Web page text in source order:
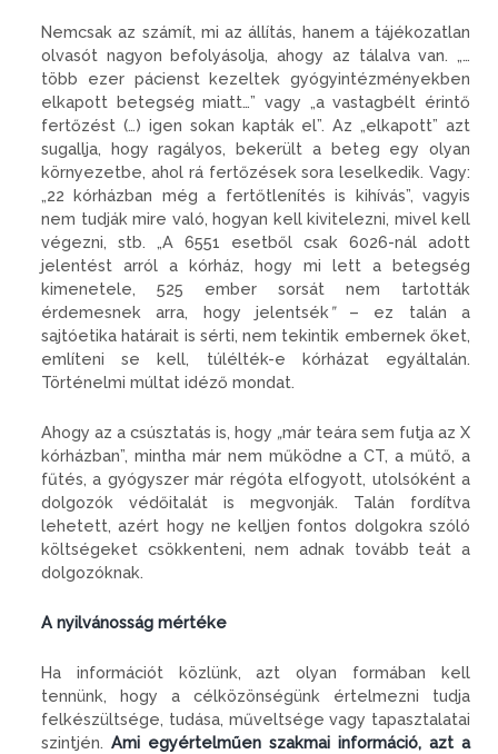
Nemcsak az számít, mi az állítás, hanem a tájékozatlan
olvasót nagyon befolyásolja, ahogy az tálalva van. „…
több ezer pácienst kezeltek gyógyintézményekben
elkapott betegség miatt…” vagy „a vastagbélt érintő
fertőzést (…) igen sokan kapták el”. Az „elkapott” azt
sugallja, hogy ragályos, bekerült a beteg egy olyan
környezetbe, ahol rá fertőzések sora leselkedik. Vagy:
„22 kórházban még a fertőtlenítés is kihívás”, vagyis
nem tudják mire való, hogyan kell kivitelezni, mivel kell
végezni, stb. „A 6551 esetből csak 6026-nál adott
jelentést arról a kórház, hogy mi lett a betegség
kimenetele, 525 ember sorsát nem tartották
érdemesnek arra, hogy jelentsék ”– ez talán a
sajtóetika határait is sérti, nem tekintik embernek őket,
említeni se kell, túlélték-e kórházat egyáltalán.
Történelmi múltat idéző mondat.
Ahogy az a csúsztatás is, hogy „már teára sem futja az X
kórházban”, mintha már nem működne a CT, a műtő, a
fűtés, a gyógyszer már régóta elfogyott, utolsóként a
dolgozók védőitalát is megvonják. Talán fordítva
lehetett, azért hogy ne kelljen fontos dolgokra szóló
költségeket csökkenteni, nem adnak tovább teát a
dolgozóknak.
A nyilvánosság mértéke
Ha információt közlünk, azt olyan formában kell
tennünk, hogy a célközönségünk értelmezni tudja
felkészültsége, tudása, műveltsége vagy tapasztalatai
szintjén. Ami egyértelműen szakmai információ, azt a